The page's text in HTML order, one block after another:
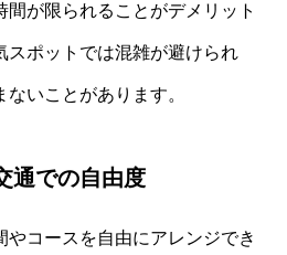
間が限られることがデメリット
スポットでは混雑が避けられ
いことがあります。
通での自由度
やコースを自由にアレンジでき